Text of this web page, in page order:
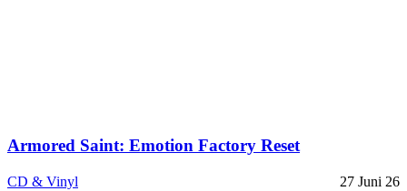
Armored Saint: Emotion Factory Reset
CD & Vinyl 27 Juni 26